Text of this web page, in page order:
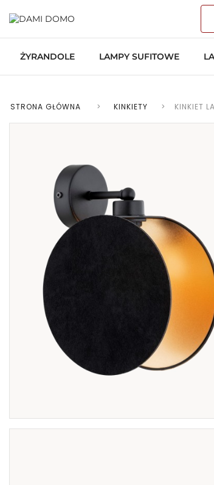
ŻYRANDOLE LAMPY SUFITOWE
STRONA GŁÓWNA > KINKIETY > KINKIET